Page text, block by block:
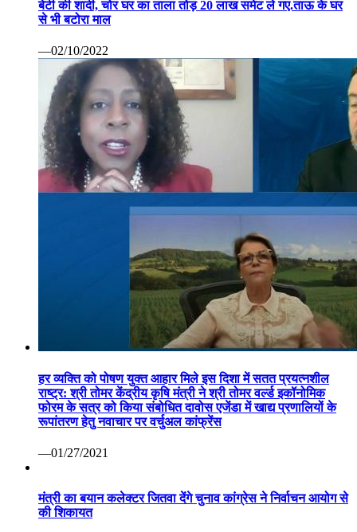
हर व्यक्ति को पोषण युक्त आहार मिले इस दिशा में सतत प्रयत्नशील
फोरम के सत्र को किया संबोधित दावोस एजेंडा में खाद्य प्रणालियों के
रूपांतरण हेतु नवाचार पर वर्चुअल कांफ्रेंस
मंत्री का बयान कलेक्टर जितवा देंगे चुनाव कांग्रेस ने निर्वाचन आयोग से
—09/17/2020
कोरोना वैक्सीन पर रूस ने मारी बाजी: सितंबर तक बाजार में आ सकती
है पहली वैक्सीन सेचेनोव विश्वविद्यालय का दावा सभी परीक्षण रहे सफल
वाणिज्यिक कर निरीक्षक निलंबित ग्वालियर 07 अप्रैल कोरोना महामारी